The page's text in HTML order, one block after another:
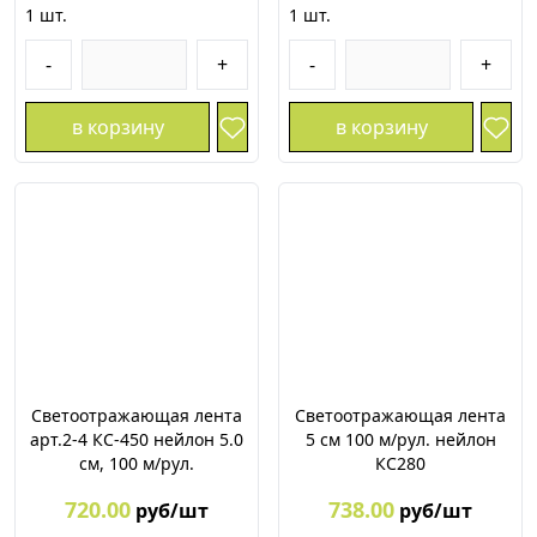
1 шт.
- +
в корзину
1 шт.
- +
в корзину
Светоотражающая лента
арт.2-4 КС-450 нейлон 5.0
см, 100 м/рул.
720.00 руб/шт
Светоотражающая лента
5 см 100 м/рул. нейлон
КС280
738.00 руб/шт